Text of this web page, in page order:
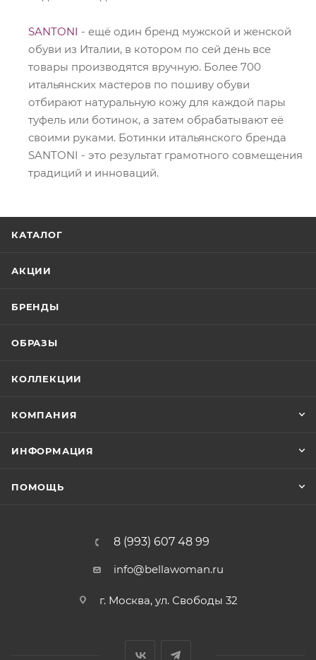
SANTONI - ещё один бренд мужской и женской
обуви из Италии, в котором по сей день все
товары производятся вручную. Более 700
итальянских мастеров по пошиву обуви
отбирают натуральную кожу для каждой пары
туфель или ботинок, а затем обрабатывают её
своими руками. Ботинки итальянского бренда
SANTONI - это результат грамотного совмещения
традиций и инноваций.
КАТАЛОГ
АКЦИИ
БРЕНДЫ
ОБРАЗЫ
КОЛЛЕКЦИИ
КОМПАНИЯ
ИНФОРМАЦИЯ
ПОМОЩЬ
8 (993) 607 48 99
info@bellawoman.ru
г. Москва, ул. Свободы 32